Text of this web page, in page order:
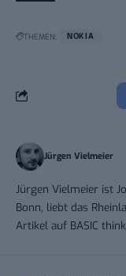
THEMEN: NOKIA
Jürgen Vielmeier
Jürgen Vielmeier ist
Bonn, liebt das
Artikel auf BASIC